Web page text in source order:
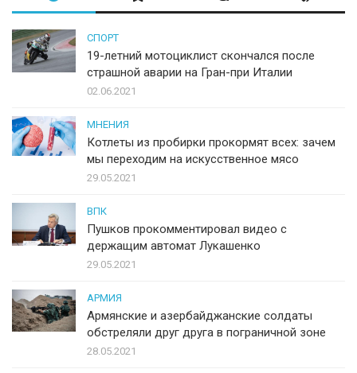
СПОРТ
19-летний мотоциклист скончался после
страшной аварии на Гран-при Италии
02.06.2021
МНЕНИЯ
Котлеты из пробирки прокормят всех: зачем
мы переходим на искусственное мясо
29.05.2021
ВПК
Пушков прокомментировал видео с
держащим автомат Лукашенко
29.05.2021
АРМИЯ
Армянские и азербайджанские солдаты
обстреляли друг друга в пограничной зоне
28.05.2021